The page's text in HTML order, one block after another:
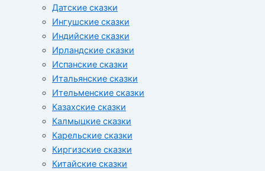
Датские сказки
Ингушские сказки
Индийские сказки
Ирландские сказки
Испанские сказки
Итальянские сказки
Ительменские сказки
Казахские сказки
Калмыцкие сказки
Карельские сказки
Киргизские сказки
Китайские сказки